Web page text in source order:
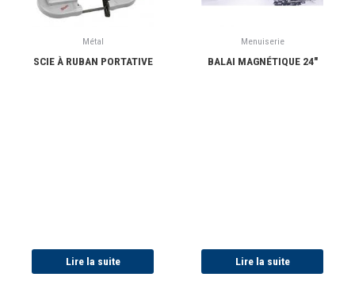
Métal
SCIE À RUBAN PORTATIVE
Lire la suite
Menuiserie
BALAI MAGNÉTIQUE 24″
Lire la suite